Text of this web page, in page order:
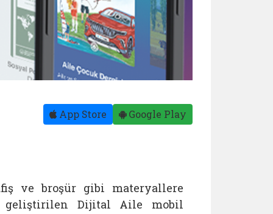
App Store Google Play
ve broşür gibi materyallere
geliştirilen Dijital Aile mobil